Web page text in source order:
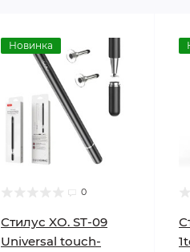
Новинка
0
Стилус XO. ST-09
Universal touch-